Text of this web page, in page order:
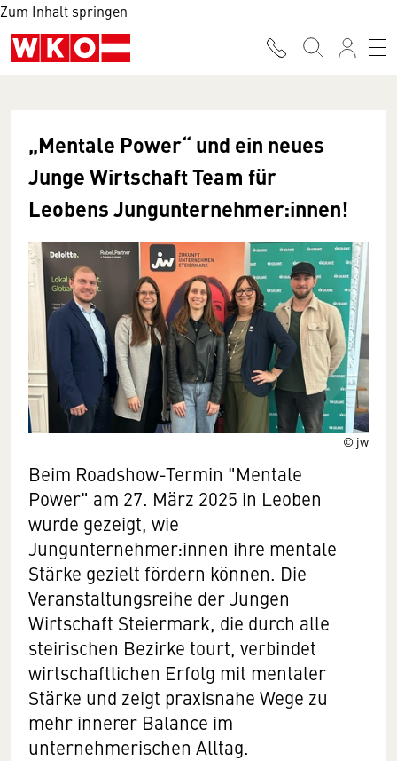
Zum Inhalt springen
© jw
„Mentale Power“ und ein neues
Junge Wirtschaft Team für
Leobens Jungunternehmer:innen!
Beim Roadshow-Termin "Mentale
Power" am 27. März 2025 in Leoben
wurde gezeigt, wie
Jungunternehmer:innen ihre mentale
Stärke gezielt fördern können. Die
Veranstaltungsreihe der Jungen
Wirtschaft Steiermark, die durch alle
steirischen Bezirke tourt, verbindet
wirtschaftlichen Erfolg mit mentaler
Stärke und zeigt praxisnahe Wege zu
mehr innerer Balance im
unternehmerischen Alltag.